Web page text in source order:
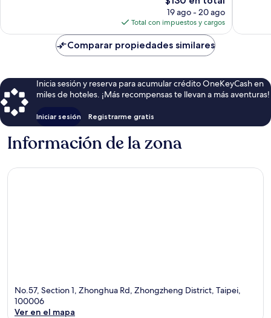
precio
actual
es
de
$130
19 ago - 20 ago
Total con impuestos y cargos
Comparar propiedades similares
Inicia sesión y reserva para acumular crédito OneKeyCash en
miles de hoteles. ¡Más recompensas te llevan a más aventuras!
Iniciar sesión Registrarme gratis
Información de la zona
No.57, Section 1, Zhonghua Rd, Zhongzheng District, Taipei,
100006
Ver en el mapa